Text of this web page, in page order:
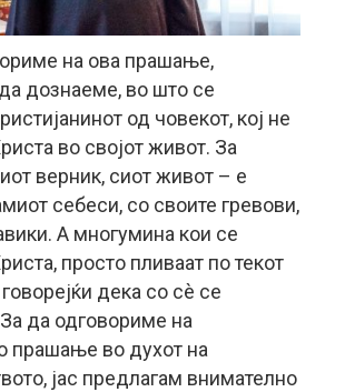
на ова прашање,
дознаеме, во што се
од човекот, кој не
во својот живот. За
верник, сиот живот – е
себеси, со своите гревови,
А многумина кои се
просто пливаат по текот
дека со сè се
да одговориме на
прашање во духот на
јас предлагам внимателно